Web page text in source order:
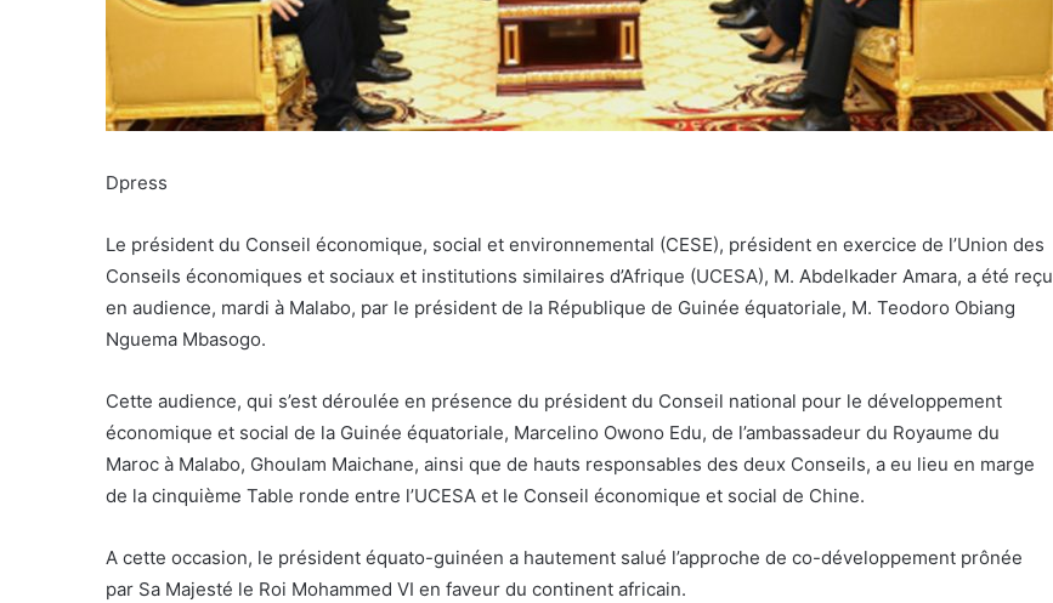
Dpress
Le président du Conseil économique, social et environnemental (CESE), président en exercice de l’Union des
Conseils économiques et sociaux et institutions similaires d’Afrique (UCESA), M. Abdelkader Amara, a été reçu
en audience, mardi à Malabo, par le président de la République de Guinée équatoriale, M. Teodoro Obiang
Nguema Mbasogo.
Cette audience, qui s’est déroulée en présence du président du Conseil national pour le développement
économique et social de la Guinée équatoriale, Marcelino Owono Edu, de l’ambassadeur du Royaume du
Maroc à Malabo, Ghoulam Maichane, ainsi que de hauts responsables des deux Conseils, a eu lieu en marge
de la cinquième Table ronde entre l’UCESA et le Conseil économique et social de Chine.
A cette occasion, le président équato-guinéen a hautement salué l’approche de co-développement prônée
par Sa Majesté le Roi Mohammed VI en faveur du continent africain.